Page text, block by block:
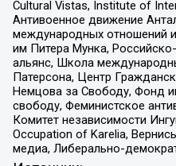
Cultural Vistas, Institute of
Антивоенное движение
международных отношений
им Питера Мунка,
альянс, Школа
Патерсона, Центр
Немцова за Свободу, Фонд
свободу, Феминистское
Комитет независимости
Occupation of Karelia,
медиа, Либерально-